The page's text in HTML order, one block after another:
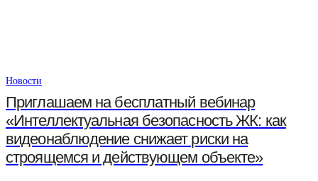
Новости
Приглашаем на бесплатный вебинар
«Интеллектуальная безопасность ЖК: как
видеонаблюдение снижает риски на
строящемся и действующем объекте»